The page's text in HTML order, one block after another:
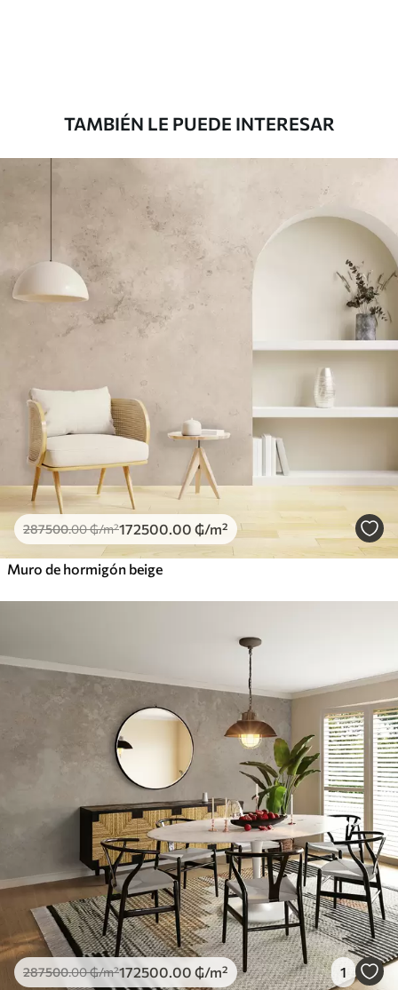
Vinilo Premium
380416.67228250.00₲/m²
TAMBIÉN LE PUEDE INTERESAR
287500.00₲/m²172500 .00 ₲/m²
Muro de hormigón beige
287500.00₲/m²172500 .00 ₲/m² 1